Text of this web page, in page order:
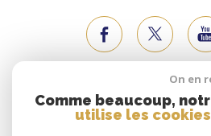
Nous
On en
Comme beaucoup,
utilise les cookies